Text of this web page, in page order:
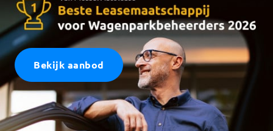
Bekijk aanbod